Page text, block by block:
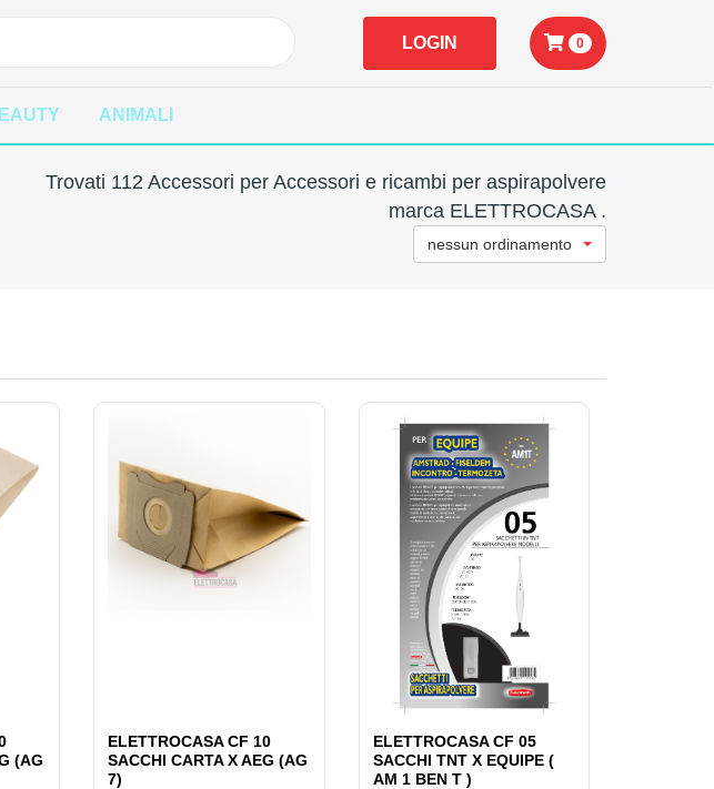
LOGIN 0
ANIMALI
Trovati 112 Accessori per Accessori e ricambi per aspirapolvere
marca ELETTROCASA .
nessun ordinamento
(AG
ELETTROCASA CF 10
SACCHI CARTA X AEG (AG
7)
ELETTROCASA CF 05
SACCHI TNT X EQUIPE (
AM 1 BEN T )